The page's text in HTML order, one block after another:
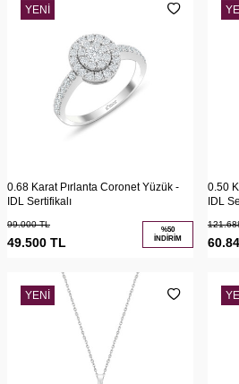
YENI
0.68 Karat Pırlanta Coronet Yüzük -
IDL Sertifikalı
99.000TL
49.500 TL
%50
İNDIRIM
0.50
IDL
YENI